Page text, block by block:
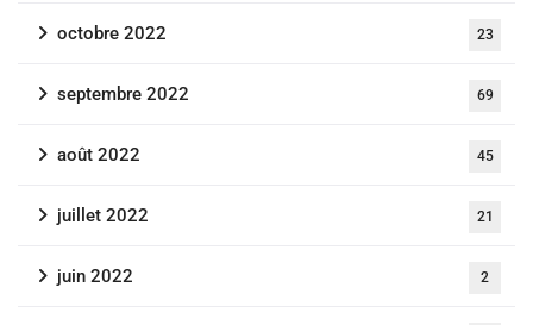
octobre 2022 23
septembre 2022 69
août 2022 45
juillet 2022 21
juin 2022 2